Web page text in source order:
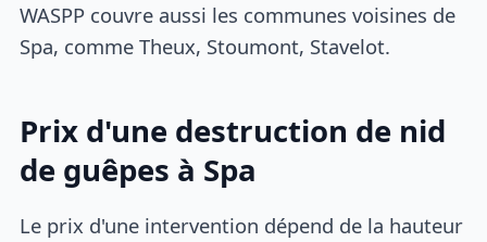
WASPP couvre aussi les communes voisines de
Spa, comme Theux, Stoumont, Stavelot.
Prix d'une destruction de nid
de guêpes à Spa
Le prix d'une intervention dépend de la hauteur